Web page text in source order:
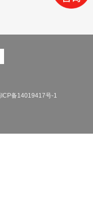
ICP备14019417号-1